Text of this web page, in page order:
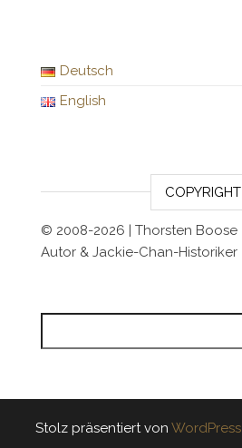
Deutsch
English
COPYRIGHT
© 2008-2026 | Thorsten Boose
Autor & Jackie-Chan-Historiker
Stolz präsentiert von WordPress